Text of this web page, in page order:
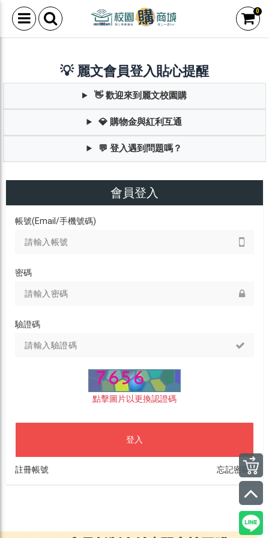
0
💡 麗文會員登入貼心提醒
👋 歡迎來到麗文校園購
💎 購物金與紅利互通
💬 登入遇到問題嗎？
會員登入
帳號(Email/手機號碼)
密碼
驗證碼
點擊圖片以更換認證碼
登入
註冊帳號 忘記密碼?